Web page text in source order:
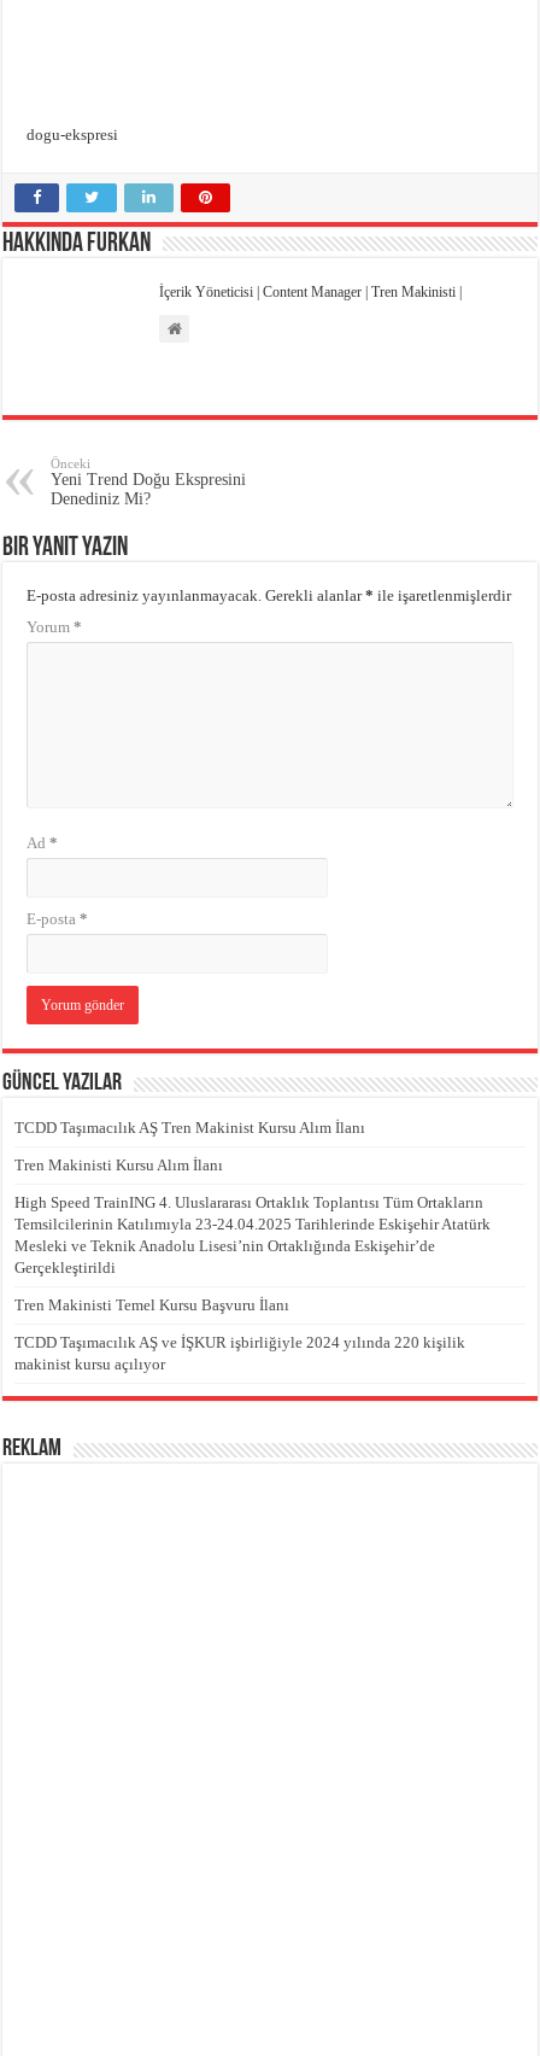
dogu-ekspresi
Hakkında Furkan
İçerik Yöneticisi | Content Manager | Tren Makinisti |
Önceki
Yeni Trend Doğu Ekspresini
Denediniz Mi?
Bir yanıt yazın
E-posta adresiniz yayınlanmayacak. Gerekli alanlar* ile işaretlenmişlerdir
Yorum*
Ad*
E-posta*
Güncel Yazılar
TCDD Taşımacılık AŞ Tren Makinist Kursu Alım İlanı
Tren Makinisti Kursu Alım İlanı
High Speed TrainING 4. Uluslararası Ortaklık Toplantısı Tüm Ortakların
Temsilcilerinin Katılımıyla 23-24.04.2025 Tarihlerinde Eskişehir Atatürk
Mesleki ve Teknik Anadolu Lisesi’nin Ortaklığında Eskişehir’de
Gerçekleştirildi
Tren Makinisti Temel Kursu Başvuru İlanı
TCDD Taşımacılık AŞ ve İŞKUR işbirliğiyle 2024 yılında 220 kişilik
makinist kursu açılıyor
REKLAM